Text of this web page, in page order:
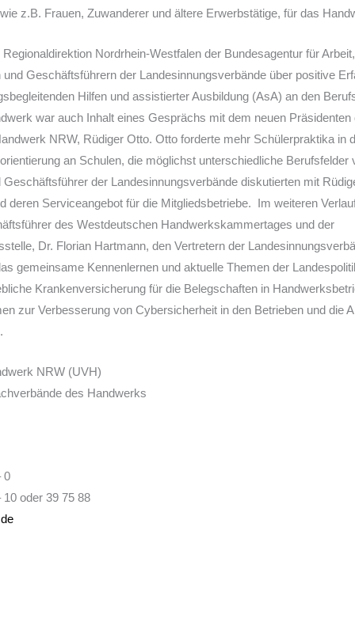
z.B. Frauen, Zuwanderer und ältere Erwerbstätige, für das
Nordrhein-Westfalen der Bundesagentur für
Geschäftsführern der Landesinnungsverbände über positive
Hilfen und assistierter Ausbildung (AsA) an den
war auch Inhalt eines Gesprächs mit dem neuen Präsidenten
NRW, Rüdiger Otto. Otto forderte mehr Schülerpraktika in
an Schulen, die möglichst unterschiedliche Berufsfelder
der Landesinnungsverbände diskutierten mit
deren Serviceangebot für die Mitgliedsbetriebe. Im weiteren
des Westdeutschen Handwerkskammertages und der
Dr. Florian Hartmann, den Vertretern der
gemeinsame Kennenlernen und aktuelle Themen der
Krankenversicherung für die Belegschaften in
zur Verbesserung von Cybersicherheit in den Betrieben und die
NRW (UVH)
des Handwerks
0
10 oder 39 75 88